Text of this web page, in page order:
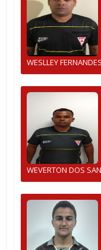
WESLLEY
WEVERTON DOS